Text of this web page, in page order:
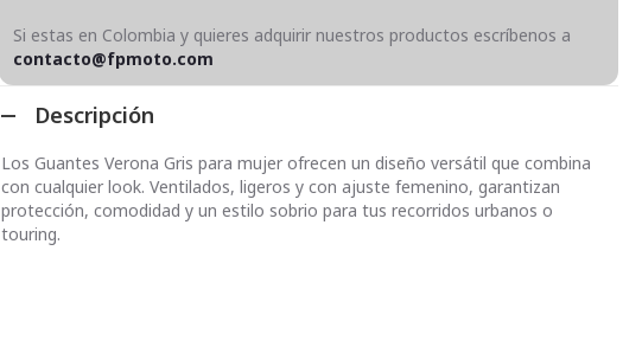
Si estas en Colombia y quieres adquirir nuestros productos escríbenos a
contacto@fpmoto.com
Descripción
Los Guantes Verona Gris para mujer ofrecen un diseño versátil que combina
con cualquier look. Ventilados, ligeros y con ajuste femenino, garantizan
protección, comodidad y un estilo sobrio para tus recorridos urbanos o
touring.